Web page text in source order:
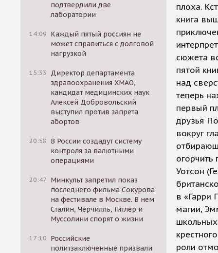
подтвердили две
лаборатории
14:09 Каждый пятый россиян не
может справиться с долговой
нагрузкой
15:33
Директор департамента
здравоохранения ХМАО,
кандидат медицинских наук
Алексей Добровольский
выступил против запрета
абортов
20:58
В России создадут систему
контроля за валютными
операциями
20:47 Минкульт запретил показ
последнего фильма Сокурова
на фестивале в Москве. В нем
Сталин, Черчилль, Гитлер и
Муссолини спорят о жизни
17:10 Российские
политзаключенные призвали
плоха.
книга
сюжета
пятой
над
теперь
первый
друзья
вокруг
огорчить
Уотсон
в «Гарри
магии,
роли